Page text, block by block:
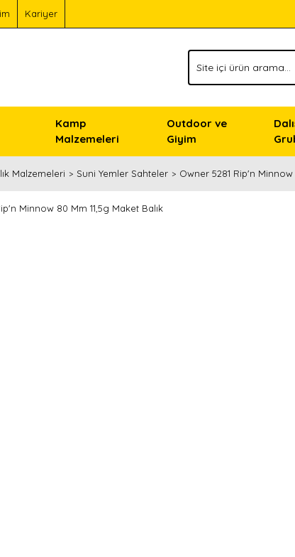
Kariyer
Kamp
Malzemeleri
Outdoor ve
Giyim
Malzemeleri Suni Yemler Sahteler Owner 5281 Rip'n Minnow